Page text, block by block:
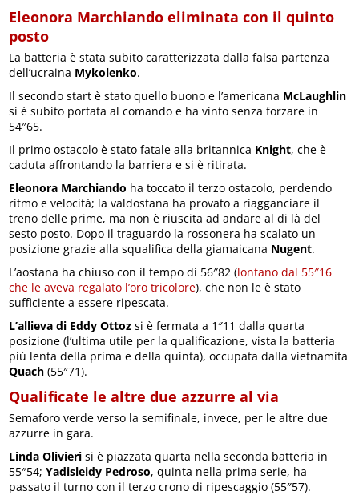
Eleonora Marchiando eliminata con il quinto
posto
La batteria è stata subito caratterizzata dalla falsa partenza
dell’ucraina Mykolenko.
Il secondo start è stato quello buono e l’americana McLaughlin
si è subito portata al comando e ha vinto senza forzare in
54″65.
Il primo ostacolo è stato fatale alla britannica Knight, che è
caduta affrontando la barriera e si è ritirata.
Eleonora Marchiando ha toccato il terzo ostacolo, perdendo
ritmo e velocità; la valdostana ha provato a riagganciare il
treno delle prime, ma non è riuscita ad andare al di là del
sesto posto. Dopo il traguardo la rossonera ha scalato un
posizione grazie alla squalifica della giamaicana Nugent.
L’aostana ha chiuso con il tempo di 56″82 (lontano dal 55″16
che le aveva regalato l’oro tricolore), che non le è stato
sufficiente a essere ripescata.
L’allieva di Eddy Ottoz si è fermata a 1″11 dalla quarta
posizione (l’ultima utile per la qualificazione, vista la batteria
più lenta della prima e della quinta), occupata dalla vietnamita
Quach (55″71).
Qualificate le altre due azzurre al via
Semaforo verde verso la semifinale, invece, per le altre due
azzurre in gara.
Linda Olivieri si è piazzata quarta nella seconda batteria in
55″54;Yadisleidy Pedroso, quinta nella prima serie, ha
passato il turno con il terzo crono di ripescaggio (55″57).